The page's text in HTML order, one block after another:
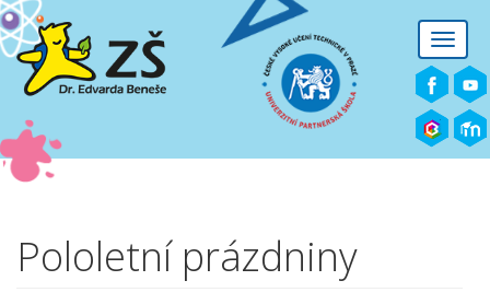
Přejít k hlavnímu obsahu
Toggle
Pololetní prázdniny